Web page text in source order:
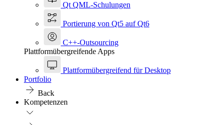
Qt QML-Schulungen
Portierung von Qt5 auf Qt6
C++-Outsourcing
Plattformübergreifende Apps
Plattformübergreifend für Desktop
Portfolio
Back
Kompetenzen